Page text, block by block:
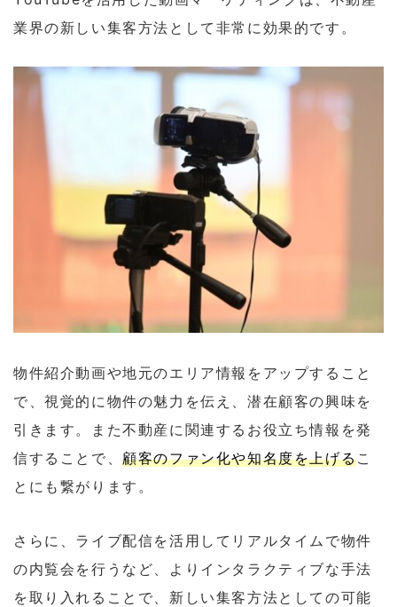
業界の新しい集客方法として非常に効果的です。
物件紹介動画や地元のエリア情報をアップすること
で、視覚的に物件の魅力を伝え、潜在顧客の興味を
引きます。また不動産に関連するお役立ち情報を発
信することで、顧客のファン化や知名度を上げるこ
とにも繋がります。
さらに、ライブ配信を活用してリアルタイムで物件
の内覧会を行うなど、よりインタラクティブな手法
を取り入れることで、新しい集客方法としての可能